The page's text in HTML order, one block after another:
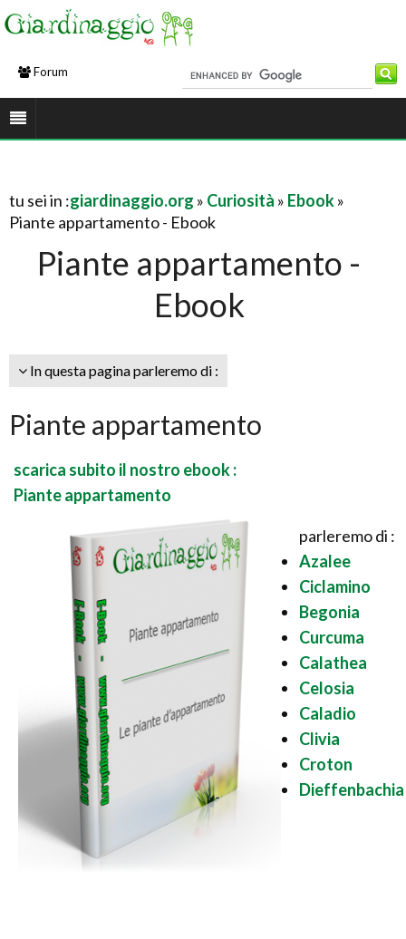
Forum
tu sei in :giardinaggio.org » Curiosità » Ebook»
Piante appartamento - Ebook
Piante appartamento -
Ebook
In questa pagina parleremo di :
Piante appartamento
scarica subito il nostro ebook :
Piante appartamento
parleremo di :
Azalee
Ciclamino
Begonia
Curcuma
Calathea
Celosia
Caladio
Clivia
Croton
Dieffenbachia